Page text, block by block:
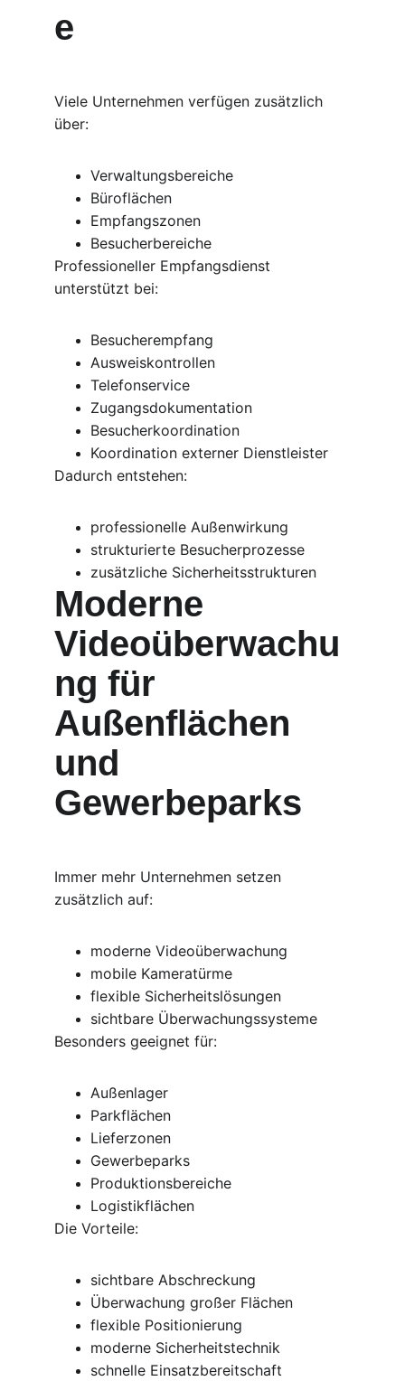
e
Viele Unternehmen verfügen zusätzlich
über:
Verwaltungsbereiche
Büroflächen
Empfangszonen
Besucherbereiche
Professioneller Empfangsdienst
unterstützt bei:
Besucherempfang
Ausweiskontrollen
Telefonservice
Zugangsdokumentation
Besucherkoordination
Koordination externer Dienstleister
Dadurch entstehen:
professionelle Außenwirkung
strukturierte Besucherprozesse
zusätzliche Sicherheitsstrukturen
Moderne
Videoüberwachu
ng für
Außenflächen
und
Gewerbeparks
Immer mehr Unternehmen setzen
zusätzlich auf:
moderne Videoüberwachung
mobile Kameratürme
flexible Sicherheitslösungen
sichtbare Überwachungssysteme
Besonders geeignet für:
Außenlager
Parkflächen
Lieferzonen
Gewerbeparks
Produktionsbereiche
Logistikflächen
Die Vorteile:
sichtbare Abschreckung
Überwachung großer Flächen
flexible Positionierung
moderne Sicherheitstechnik
schnelle Einsatzbereitschaft